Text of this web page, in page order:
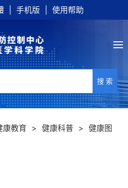
手机版 使用帮助
搜 索
康教育 > 健康科普 > 健康图